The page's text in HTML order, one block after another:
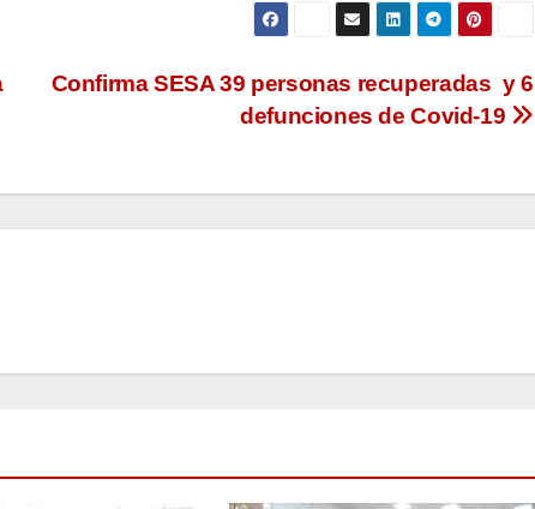
Confirma SESA 39 personas recuperadas y 6
defunciones de Covid-19